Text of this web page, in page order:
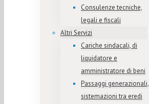
Consulenze tecniche,
legali e fiscali
Altri Servizi
Cariche sindacali, di
liquidatore e
amministratore di beni
Passaggi generazionali,
sistemazioni tra eredi